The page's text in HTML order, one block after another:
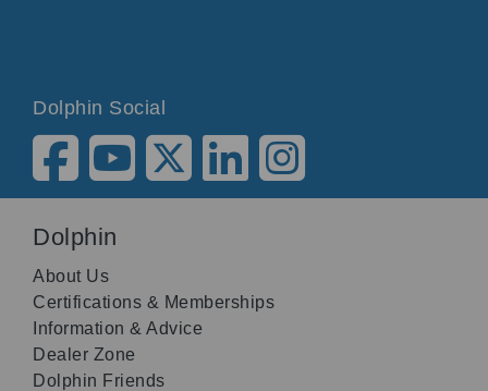
Dolphin Social
Dolphin
About Us
Certifications & Memberships
Information & Advice
Dealer Zone
Dolphin Friends